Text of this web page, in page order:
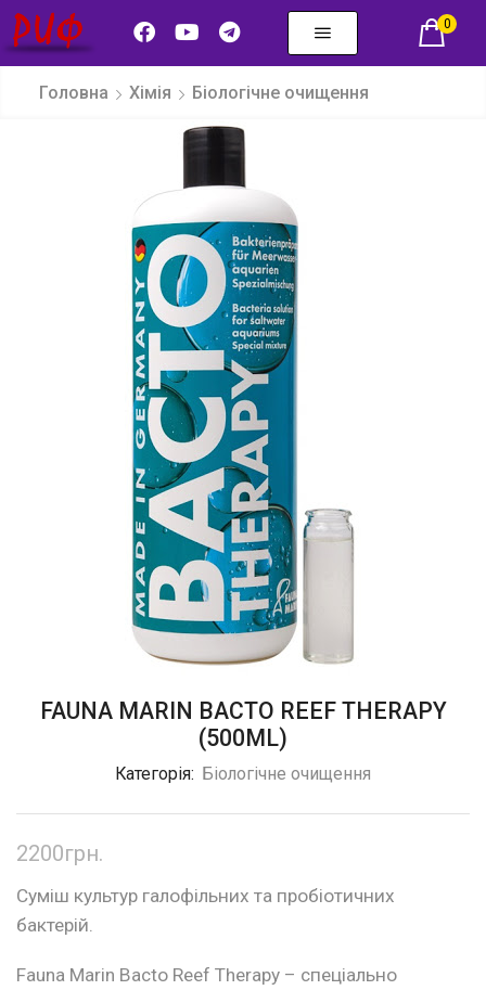
0
Головна Хімія Біологічне очищення
FAUNA MARIN BACTO REEF THERAPY
(500ML)
Категорія: Біологічне очищення
2200грн.
Суміш культур галофільних та пробіотичних
бактерій.
Fauna Marin Bacto Reef Therapy – спеціально